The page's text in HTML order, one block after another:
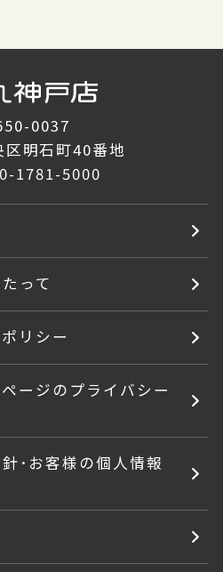
0037
明石町40番地
1781-5000
って
リシー
ージのプライバシー
･お客様の個人情報